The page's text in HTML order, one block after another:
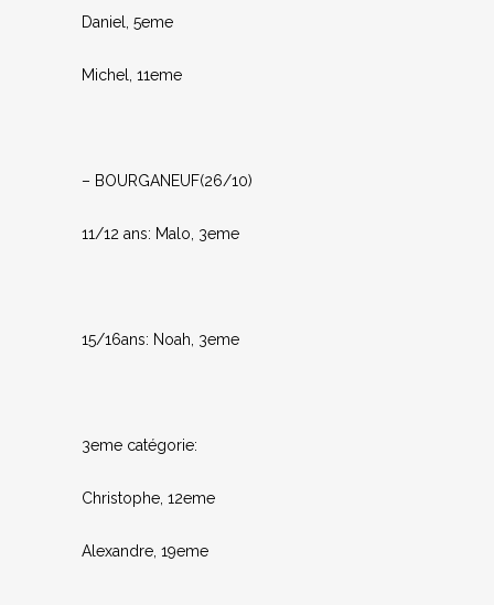
Daniel, 5eme
Michel, 11eme
– BOURGANEUF(26/10)
11/12 ans: Malo, 3eme
15/16ans: Noah, 3eme
3eme catégorie:
Christophe, 12eme
Alexandre, 19eme